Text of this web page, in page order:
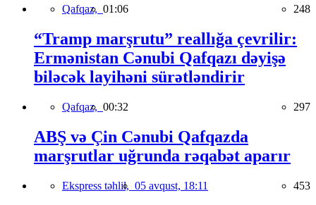
Qafqaz, 01:06 248
“Tramp marşrutu” reallığa çevrilir:
Ermənistan Cənubi Qafqazı dəyişə
biləcək layihəni sürətləndirir
Qafqaz, 00:32 297
ABŞ və Çin Cənubi Qafqazda
marşrutlar uğrunda rəqabət aparır
Ekspress təhlil, 05 avqust, 18:11 453